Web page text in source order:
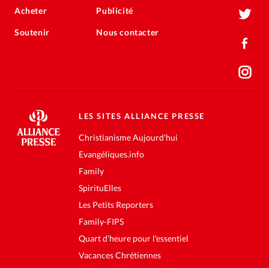
Acheter
Soutenir
Publicité
Nous contacter
LES SITES ALLIANCE PRESSE
Christianisme Aujourd'hui
Evangéliques.info
Family
SpirituElles
Les Petits Reporters
Family-FIPS
Quart d'heure pour l'essentiel
Vacances Chrétiennes